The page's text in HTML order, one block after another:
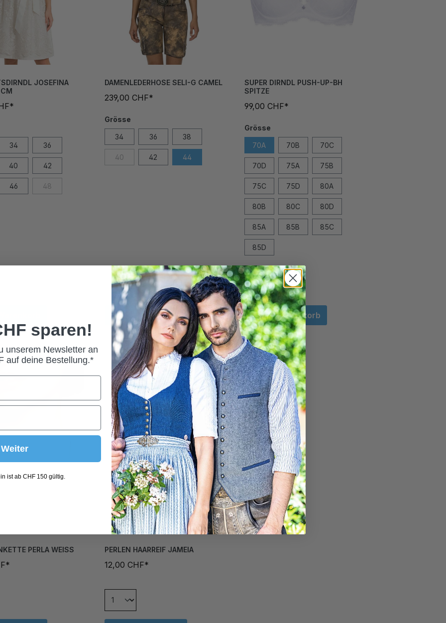
JOSEFINA
34 36
40 42
46 48
DAMENLEDERHOSE SELI-G CAMEL
239,00 CHF*
Grösse
34 36 38
40 42 44
In den Warenkorb
SUPER DIRNDL PUSH-UP-BH
SPITZE
99,00 CHF*
Grösse
70A 70B 70C
70D 75A 75B
75C 75D 80A
80B 80C 80D
85A 85B 85C
85D
In den Warenkorb
PERLA WEISS PERLEN HAARREIF JAMEIA
12,00 CHF*
sparen!
unserem Newsletter an
auf deine Bestellung.*
Weiter
ist ab CHF 150 gültig.